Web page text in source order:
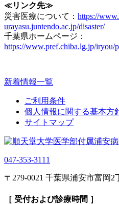
≪リンク先≫
災害医療について： https://
urayasu.juntendo.ac.jp/disaster/
千葉県ホームページ：
https://www.pref.chiba.lg.jp/iryou/
新着情報一覧
ご利用条件
個人情報に関する基本方
サイトマップ
047-353-3111
〒279-0021 千葉県浦安市富岡2
［ 受付および診療時間 ］